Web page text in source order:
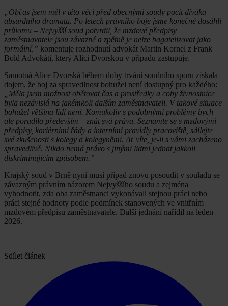
„Občas jsem měl v této věci před obecnými soudy pocit diváka
absurdního dramatu. Po letech právního boje jsme konečně dosáhli
průlomu – Nejvyšší soud potvrdil, že mzdové předpisy
zaměstnavatele jsou závazné a zpětně je nelze bagatelizovat jako
formální,” komentuje rozhodnutí advokát Martin Kornel z Frank
Bold Advokáti, který Alici Dvorskou v případu zastupuje.
Samotná Alice Dvorská během doby trvání soudního sporu získala
dojem, že boj za spravedlnost bohužel není dostupný pro každého:
„Měla jsem možnost obětovat čas a prostředky a coby živnostnice
byla nezávislá na jakémkoli dalším zaměstnavateli. V takové situace
bohužel většina lidí není. Komukoliv s podobnými problémy bych
ale poradila především – znát svá práva. Seznamte se s mzdovými
předpisy, kariérními řády a interními pravidly pracoviště, sdílejte
své zkušenosti s kolegy a kolegyněmi. Ať víte, je-li s vámi zacházeno
spravedlivě. Nikdo nemá právo s jinými lidmi jednat jakkoli
diskriminujícím způsobem.”
Krajský soud v Brně nyní musí případ znovu posoudit v souladu se
závazným právním názorem Nejvyššího soudu a zejména
vyhodnotit, zda oba zaměstnanci vykonávali stejnou práci nebo
práci stejné hodnoty podle podmínek stanovených ve vnitřním
mzdovém předpisu zaměstnavatele. Další jednání nařídil na leden
2026.
Sdílet článek